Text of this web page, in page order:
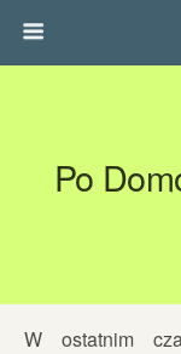
Po
W ostatnim